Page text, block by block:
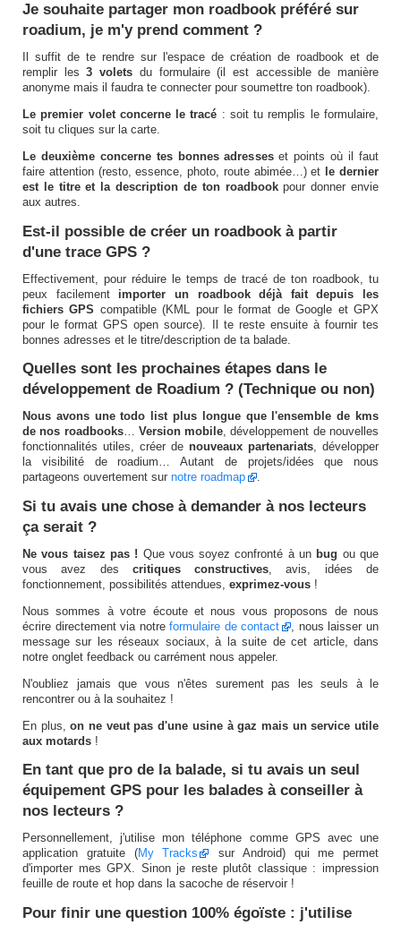
Je souhaite partager mon roadbook préféré sur
roadium, je m'y prend comment ?
Il suffit de te rendre sur l'espace de création de roadbook et de
remplir les3 volets du formulaire (il est accessible de manière
anonyme mais il faudra te connecter pour soumettre ton roadbook).
Le premier volet concerne le tracé : soit tu remplis le formulaire,
soit tu cliques sur la carte.
Le deuxième concerne tes bonnes adresseset points où il faut
faire attention (resto, essence, photo, route abimée…) et le dernier
est le titre et la description de ton roadbookpour donner envie
aux autres.
Est-il possible de créer un roadbook à partir
d'une trace GPS ?
Effectivement, pour réduire le temps de tracé de ton roadbook, tu
peux facilement importer un roadbook déjà fait depuis les
fichiers GPS compatible (KML pour le format de Google et GPX
pour le format GPS open source). Il te reste ensuite à fournir tes
bonnes adresses et le titre/description de ta balade.
Quelles sont les prochaines étapes dans le
développement de Roadium ? (Technique ou non)
Nous avons une todo list plus longue que l'ensemble de kms
de nos roadbooks… Version mobile, développement de nouvelles
fonctionnalités utiles, créer de nouveaux partenariats, développer
la visibilité de roadium… Autant de projets/idées que nous
partageons ouvertement sur notre roadmap .
Si tu avais une chose à demander à nos lecteurs
ça serait ?
Ne vous taisez pas ! Que vous soyez confronté à un bug ou que
vous avez des critiques constructives, avis, idées de
fonctionnement, possibilités attendues, exprimez-vous !
Nous sommes à votre écoute et nous vous proposons de nous
écrire directement via notreformulaire de contact
, nous laisser un
message sur les réseaux sociaux, à la suite de cet article, dans
notre onglet feedback ou carrément nous appeler.
N'oubliez jamais que vous n'êtes surement pas les seuls à le
rencontrer ou à la souhaitez !
En plus,on ne veut pas d'une usine à gaz mais un service utile
aux motards !
En tant que pro de la balade, si tu avais un seul
équipement GPS pour les balades à conseiller à
nos lecteurs ?
Personnellement, j'utilise mon téléphone comme GPS avec une
application gratuite (My Tracks
sur Android) qui me permet
d'importer mes GPX. Sinon je reste plutôt classique : impression
feuille de route et hop dans la sacoche de réservoir !
Pour finir une question 100% égoïste : j'utilise